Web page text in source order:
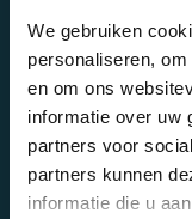
We gebruiken
personaliseren,
en om ons
informatie over uw
partners voor
partners kunnen
informatie die u
IK